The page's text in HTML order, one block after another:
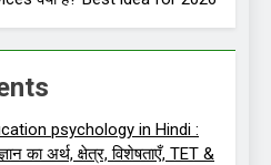
psychology in Hindi :
का अर्थ, क्षेत्र, विशेषताएँ, TET &